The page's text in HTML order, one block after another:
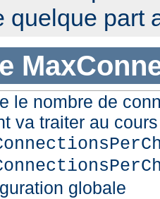
quelque part
le nombre de
va traiter au
globale